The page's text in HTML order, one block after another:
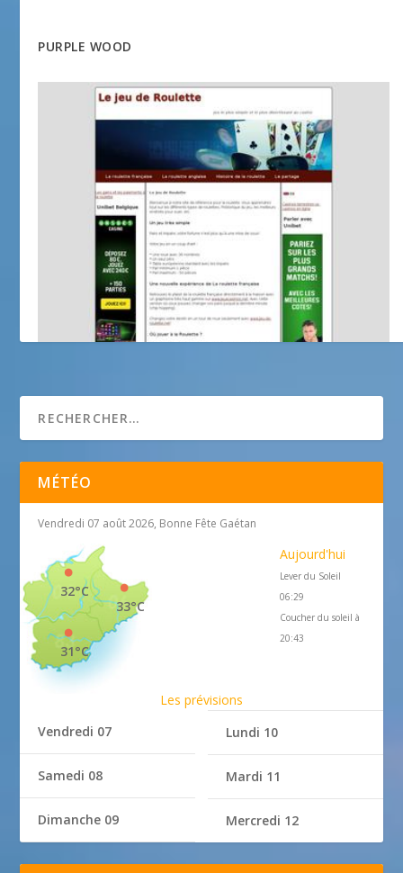
PURPLE WOOD
MÉTÉO
Vendredi 07 août 2026, Bonne Fête Gaétan
33°C
32°C
31°C
Aujourd'hui
Lever du Soleil
06:29
Coucher du soleil à
20:43
Les prévisions
Vendredi 07
Samedi 08
Dimanche 09
Lundi 10
Mardi 11
Mercredi 12